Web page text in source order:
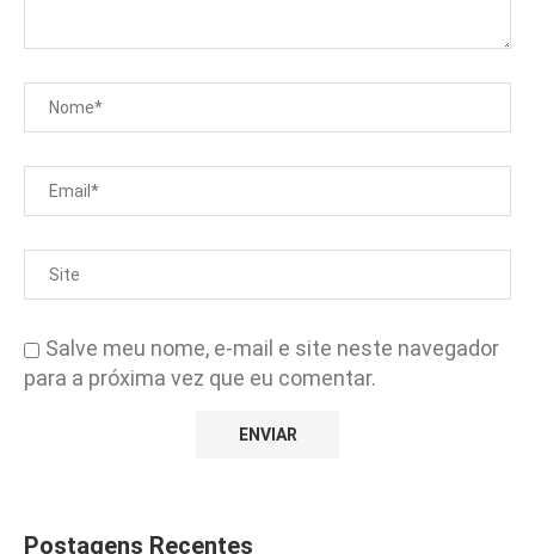
Salve meu nome, e-mail e site neste navegador
para a próxima vez que eu comentar.
Postagens Recentes